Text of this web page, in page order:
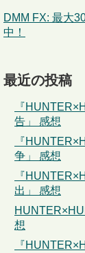
DMM FX: 最大
中！
最近の投稿
『
告」 感想
『
争」 感想
『
出」 感想
想
『